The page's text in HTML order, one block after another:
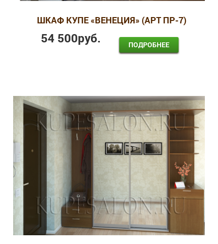
ШКАФ КУПЕ «ВЕНЕЦИЯ» (АРТ ПР-7)
54 500руб. ПОДРОБНЕЕ